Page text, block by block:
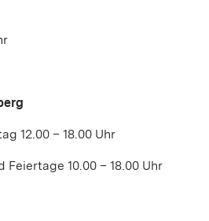
12.00 – 18.00 Uhr
10.00 – 18.00 Uhr